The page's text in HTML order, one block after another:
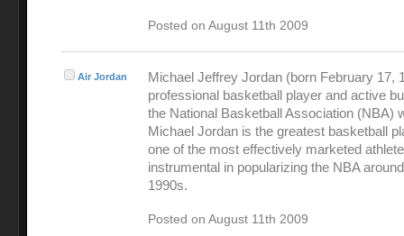
Posted on August 11th 2009
Air Jordan
Michael Jeffrey Jordan (born February 17,
professional basketball player and active
the National Basketball Association (NBA)
Michael Jordan is the greatest basketball
one of the most effectively marketed
instrumental in popularizing the NBA
1990s.
Posted on August 11th 2009